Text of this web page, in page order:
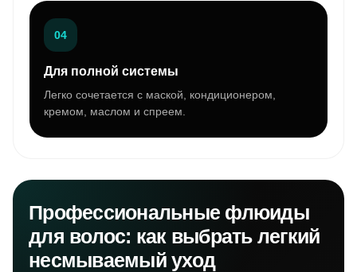
04
Для полной системы
Легко сочетается с маской, кондиционером,
кремом, маслом и спреем.
Профессиональные флюиды
для волос: как выбрать легкий
несмываемый уход